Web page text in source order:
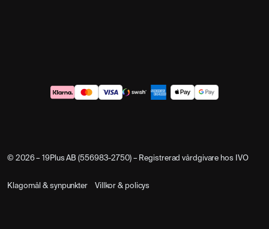
© 2026 – 19Plus AB (556983-2750) – Registrerad vårdgivare hos IVO
Klagomål & synpunkter Villkor & policys